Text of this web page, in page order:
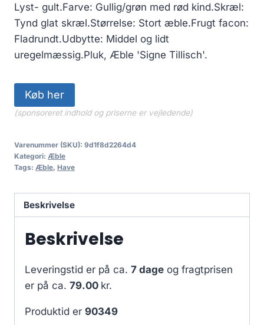
Lyst- gult.Farve: Gullig/grøn med rød kind.Skræl:
Tynd glat skræl.Størrelse: Stort æble.Frugt facon:
Fladrundt.Udbytte: Middel og lidt
uregelmæssig.Pluk, Æble 'Signe Tillisch'.
Køb her
(sponsoreret indhold og priserne er vejledende)
Varenummer (SKU): 9d1f8d2264d4
Kategori: Æble
Tags: Æble, Have
Beskrivelse
Beskrivelse
Leveringstid er på ca. 7 dage og fragtprisen
er på ca. 79.00 kr.
Produktid er 90349